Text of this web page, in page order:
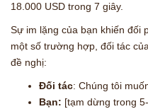
18.000 USD trong 7 giây.
Sự im lặng của bạn khiến đối
một số trường hợp, đối tác
đề nghị:
Đối tác: Chúng tôi
Bạn: [tạm dừng trong